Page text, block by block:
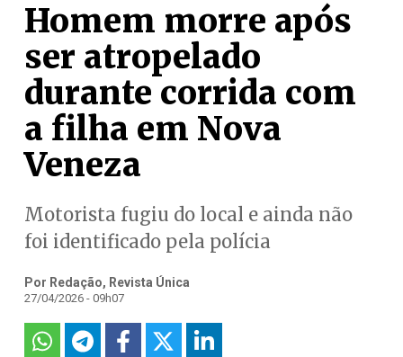
Homem morre após
ser atropelado
durante corrida com
a filha em Nova
Veneza
Motorista fugiu do local e ainda não
foi identificado pela polícia
Por Redação, Revista Única
27/04/2026 - 09h07